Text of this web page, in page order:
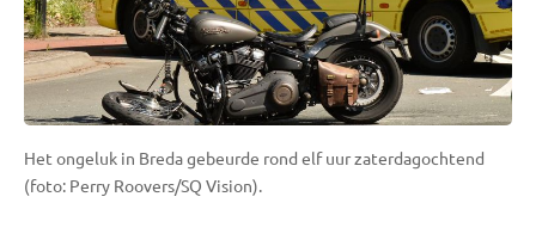
Het ongeluk in Breda gebeurde rond elf uur zaterdagochtend
(foto: Perry Roovers/SQ Vision).